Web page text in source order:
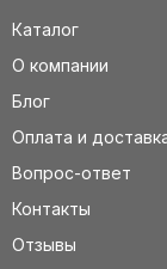
Каталог
О компании
Блог
Оплата и
Вопрос-ответ
Контакты
Отзывы